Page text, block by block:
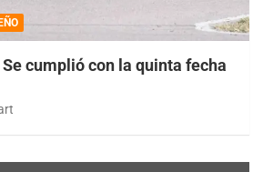
Se cumplió con la quinta fecha